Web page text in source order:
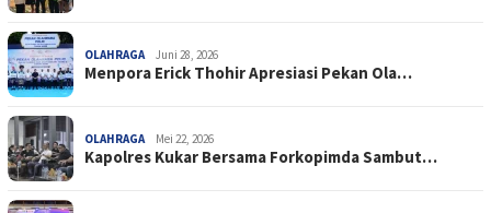
OLAHRAGA Juni 28, 2026
Menpora Erick Thohir Apresiasi Pekan Ola…
OLAHRAGA Mei 22, 2026
Kapolres Kukar Bersama Forkopimda Sambut…